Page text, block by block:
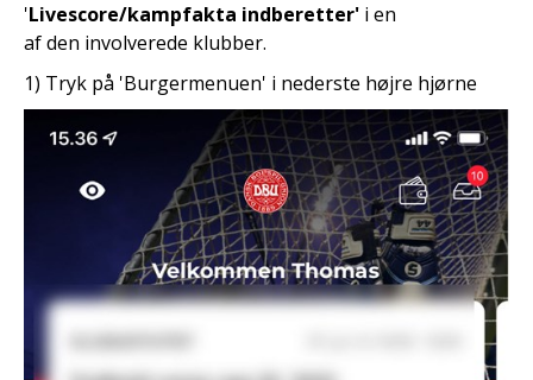
'Livescore/kampfakta indberetter' i en
af den involverede klubber.
1) Tryk på 'Burgermenuen' i nederste højre hjørne